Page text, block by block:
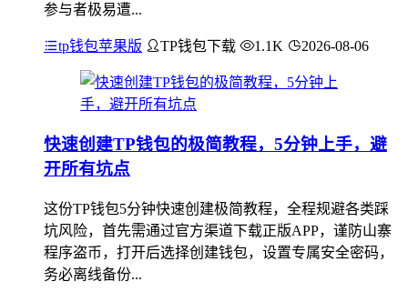
参与者极易遭...
tp钱包苹果版 TP钱包下载 1.1K 2026-08-06
快速创建TP钱包的极简教程，5分钟上手，避
开所有坑点
这份TP钱包5分钟快速创建极简教程，全程规避各类踩
坑风险，首先需通过官方渠道下载正版APP，谨防山寨
程序盗币，打开后选择创建钱包，设置专属安全密码，
务必离线备份...